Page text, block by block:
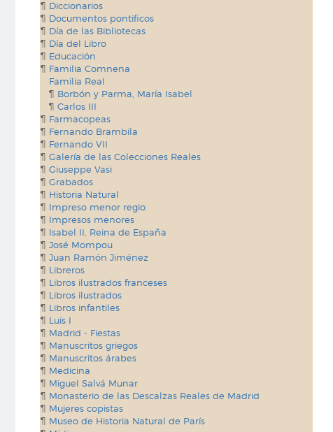
Diccionarios
Documentos pontificos
Día de las Bibliotecas
Día del Libro
Educación
Familia Comnena
Familia Real
Borbón y Parma, María Isabel
Carlos III
Farmacopeas
Fernando Brambila
Fernando VII
Galería de las Colecciones Reales
Giuseppe Vasi
Grabados
Historia Natural
Impreso menor regio
Impresos menores
Isabel II, Reina de España
José Mompou
Juan Ramón Jiménez
Libreros
Libros ilustrados franceses
Libros ilustrados
Libros infantiles
Luis I
Madrid - Fiestas
Manuscritos griegos
Manuscritos árabes
Medicina
Miguel Salvá Munar
Monasterio de las Descalzas Reales de Madrid
Mujeres copistas
Museo de Historia Natural de París